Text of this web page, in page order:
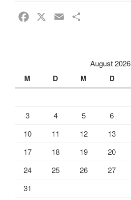
o
n
August 2026
M D M D
3
4 5 6
10
11 12 13
17
18 19 20
24
25 26 27
31